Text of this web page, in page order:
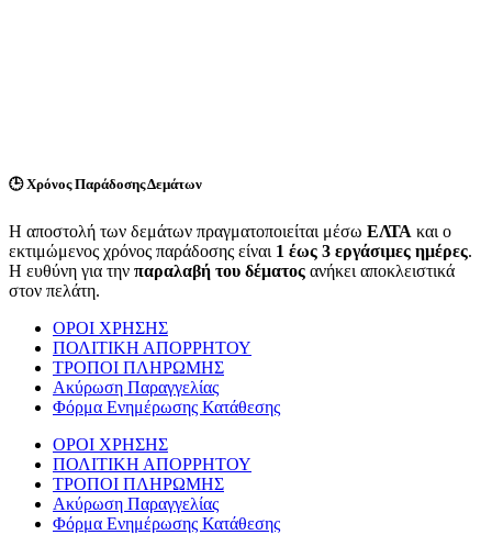
🕒Χρόνος Παράδοσης Δεμάτων
Η αποστολή των δεμάτων πραγματοποιείται μέσω ΕΛΤΑ και ο
εκτιμώμενος χρόνος παράδοσης είναι 1 έως 3 εργάσιμες ημέρες.
Η ευθύνη για την παραλαβή του δέματος ανήκει αποκλειστικά
στον πελάτη.
ΟΡΟΙ ΧΡΗΣΗΣ
ΠΟΛΙΤΙΚΗ ΑΠΟΡΡΗΤΟΥ
ΤΡΟΠΟΙ ΠΛΗΡΩΜΗΣ
Ακύρωση Παραγγελίας
Φόρμα Ενημέρωσης Κατάθεσης
ΟΡΟΙ ΧΡΗΣΗΣ
ΠΟΛΙΤΙΚΗ ΑΠΟΡΡΗΤΟΥ
ΤΡΟΠΟΙ ΠΛΗΡΩΜΗΣ
Ακύρωση Παραγγελίας
Φόρμα Ενημέρωσης Κατάθεσης